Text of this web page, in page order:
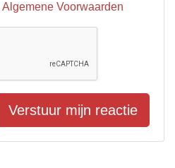
Algemene Voorwaarden
Verstuur mijn reactie